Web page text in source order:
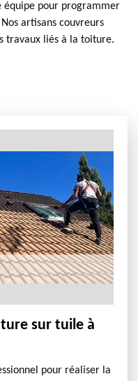
équipe pour programmer
artisans couvreurs
travaux liés à la toiture.
sur tuile à
pour réaliser la